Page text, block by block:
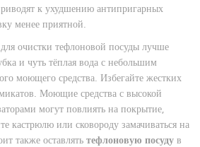
к ухудшению антипригарных
менее приятной.
очистки тефлоновой посуды лучше
и чуть тёплая вода с небольшим
моющего средства. Избегайте жестких
Моющие средства с высокой
могут повлиять на покрытие,
кастрюлю или сковороду замачиваться на
также оставлять тефлоновую посуду в